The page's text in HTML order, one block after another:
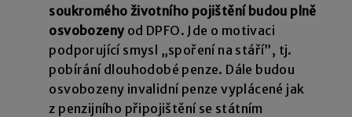
soukromého životního pojištění budou plně
osvobozenyod DPFO. Jde o motivaci
podporující smysl „spoření na stáří”, tj.
pobírání dlouhodobé penze. Dále budou
osvobozeny invalidní penze vyplácené jak
z penzijního připojištění se státním